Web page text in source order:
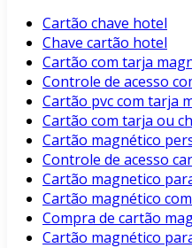
Cartão chave hotel
Chave cartão hotel
Cartão com tarja
Controle de acesso
Cartão pvc com tarja
Cartão com tarja ou
Cartão magnético
Controle de acesso
Cartão magnetico
Cartão magnético
Compra de cartão
Cartão magnético